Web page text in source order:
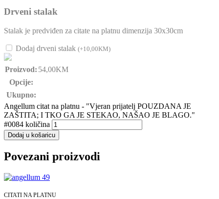
Drveni stalak
Stalak je predviđen za citate na platnu dimenzija 30x30cm
Dodaj drveni stalak (+10,00KM)
Proizvod: 54,00KM
Opcije:
Ukupno:
Angellum citat na platnu - "Vjeran prijatelj POUZDANA JE
ZAŠTITA; I TKO GA JE STEKAO, NAŠAO JE BLAGO."
#0084 količina
Dodaj u košaricu
Povezani proizvodi
CITATI NA PLATNU